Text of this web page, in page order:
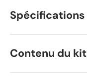
Spécifications
Contenu du kit